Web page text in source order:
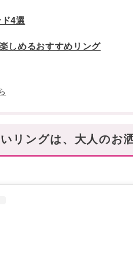
4選
しめるおすすめリング
リングは、大人のお